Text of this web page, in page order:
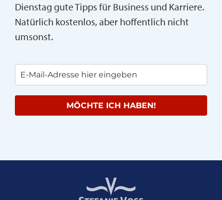
Dienstag gute Tipps für Business und Karriere.
Natürlich kostenlos, aber hoffentlich nicht
umsonst.
MÖCHTE ICH HABEN!